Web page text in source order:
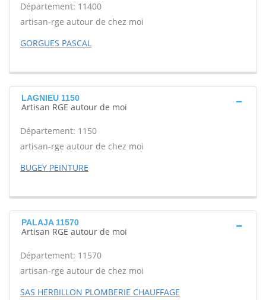
Département: 11400
artisan-rge autour de chez moi
GORGUES PASCAL
LAGNIEU 1150
Artisan RGE autour de moi
Département: 1150
artisan-rge autour de chez moi
BUGEY PEINTURE
PALAJA 11570
Artisan RGE autour de moi
Département: 11570
artisan-rge autour de chez moi
SAS HERBILLON PLOMBERIE CHAUFFAGE